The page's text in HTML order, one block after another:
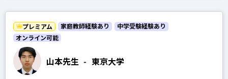
高校受験経験あり
小学生の科目を指定
算数
山本先生 - 東京大学
プレミアム 家庭教師経験あり
中学受験経験あり
オンライン可能